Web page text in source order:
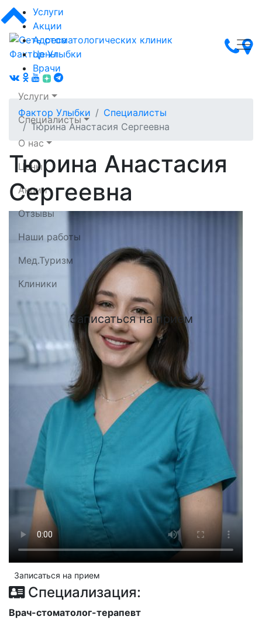
Сеть стоматологических клиник Фактор Улыбки
Услуги
Акции
Адреса
Цены
Врачи
Услуги
Специалисты
О нас
Цены
Акции
Отзывы
Наши работы
Мед.Туризм
Клиники
Записаться на прием
Фактор Улыбки
Специалисты
Тюрина Анастасия Сергеевна
Тюрина Анастасия
Сергеевна
Записаться на прием
Специализация:
Врач-стоматолог-терапевт